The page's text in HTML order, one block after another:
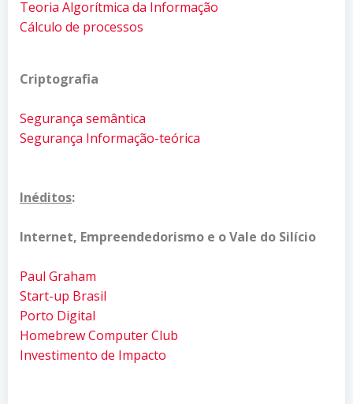
Teoria Algorítmica da Informação
Cálculo de processos
Criptografia
Segurança semântica
Segurança Informação-teórica
Inéditos:
Internet, Empreendedorismo e o Vale do Silício
Paul Graham
Start-up Brasil
Porto Digital
Homebrew Computer Club
Investimento de Impacto